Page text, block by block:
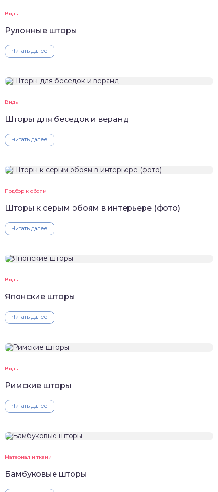
Виды
Рулонные шторы
Читать далее
Виды
Шторы для беседок и веранд
Читать далее
Подбор к обоям
Шторы к серым обоям в интерьере (фото)
Читать далее
Виды
Японские шторы
Читать далее
Виды
Римские шторы
Читать далее
Материал и ткани
Бамбуковые шторы